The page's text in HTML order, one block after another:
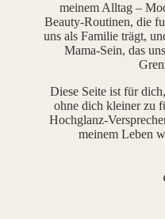
meinem Alltag –
Beauty-Routinen, die
uns als Familie trägt,
Mama-Sein, das
Diese Seite ist für
ohne dich kleiner zu
Hochglanz-
meinem Leben